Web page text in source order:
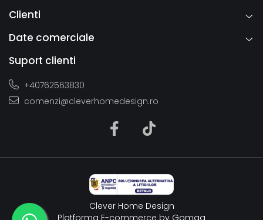
Clienti
Date comerciale
Suport clienti
+40762563830
comenzi@cleverhomedesign.ro
Clever Home Design